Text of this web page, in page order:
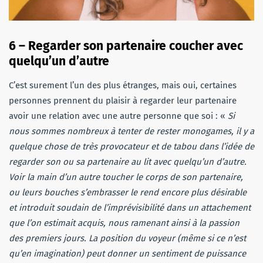
6 – Regarder son partenaire coucher avec
quelqu’un d’autre
C’est surement l’un des plus étranges, mais oui, certaines
personnes prennent du plaisir à regarder leur partenaire
avoir une relation avec une autre personne que soi : « Si
nous sommes nombreux à tenter de rester monogames, il y a
quelque chose de très provocateur et de tabou dans l’idée de
regarder son ou sa partenaire au lit avec quelqu’un d’autre.
Voir la main d’un autre toucher le corps de son partenaire,
ou leurs bouches s’embrasser le rend encore plus désirable
et introduit soudain de l’imprévisibilité dans un attachement
que l’on estimait acquis, nous ramenant ainsi à la passion
des premiers jours. La position du voyeur (même si ce n’est
qu’en imagination) peut donner un sentiment de puissance